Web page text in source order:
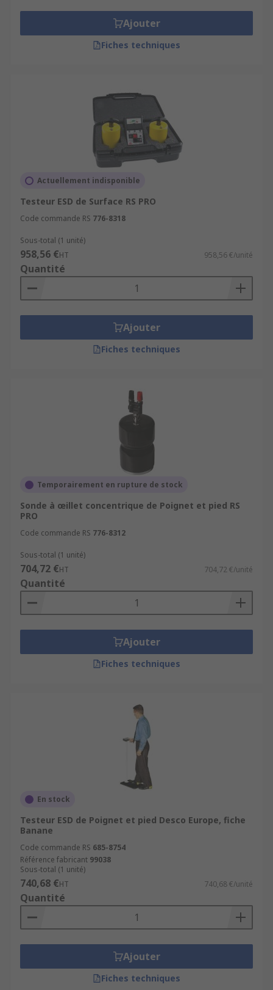
Ajouter
Fiches techniques
Actuellement indisponible
Testeur ESD de Surface RS PRO
Code commande RS 776-8318
Sous-total (1 unité)
958,56 €HT 958,56 €/unité
Quantité
Ajouter
Fiches techniques
Temporairement en rupture de stock
Sonde à œillet concentrique de Poignet et pied RS
PRO
Code commande RS 776-8312
Sous-total (1 unité)
704,72 €HT 704,72 €/unité
Quantité
Ajouter
Fiches techniques
En stock
Testeur ESD de Poignet et pied Desco Europe, fiche
Banane
Code commande RS 685-8754
Référence fabricant 99038
Sous-total (1 unité)
740,68 €HT 740,68 €/unité
Quantité
Ajouter
Fiches techniques